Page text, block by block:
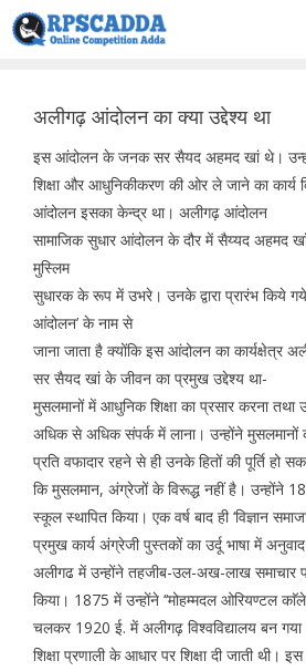
Skip
to
अलीगढ़ आंदोलन का क्या उद्देश्य था
इस आंदोलन के जनक सर सैयद अहमद खां थे।
शिक्षा और आधुनिकीकरण की ओर ले जाने का कार्य
आंदोलन इसका केन्द्र था। अलीगढ़ आंदोलन
सामाजिक सुधार आंदोलन के दौर में सैय्यद अहमद
मुस्लिम
सुधारक के रूप में उभरे। उनके द्वारा प्रारंभ किये
आंदोलन’ के नाम से
जाना जाता है क्योंकि इस आंदोलन का कार्यक्षेत्र
सर सैयद खां के जीवन का प्रमुख उद्देश्य था-
मुसलमानों में आधुनिक शिक्षा का प्रसार करना तथा
अधिक से अधिक संपर्क में लाना। उन्होंने मुसलमानों
प्रति वफादार रहने से ही उनके हितों की पूर्ति हो
कि मुसलमान, अंग्रेजों के विरूद्ध नहीं है। उन्होंने
स्कूल स्थापित किया। एक वर्ष बाद ही ‘विज्ञान
प्रमुख कार्य अंग्रेजी पुस्तकों का उर्दू भाषा में
अलीगढ में उन्होंने तहजीब-उल-अख-लाख समाचार
किया। 1875 में उन्होंने ‘‘मोहम्मदल ओरियण्टल
चलकर 1920 ई. में अलीगढ़ विश्वविद्यालय बन
शिक्षा प्रणाली के आधार पर शिक्षा दी जाती थी।